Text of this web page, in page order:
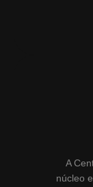
A
núcleo